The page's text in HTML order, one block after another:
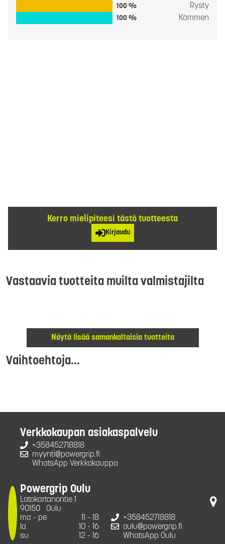
100 % Rysty
100 % Kämmen
Kerro mielipiteesi tästä tuotteesta
Kirjaudu
Vastaavia tuotteita muilta valmistajilta
Näytä lisää samankaltaisia tuotteita
Vaihtoehtoja...
Verkkokaupan asiakaspalvelu
+358452718818
myynti@powergrip.fi
WhatsApp Verkkokauppa
Powergrip Oulu
Latokartanontie 1
90150
Oulu
ma - pe
11 - 18
la
10 - 16
su
12 - 16
+358452718818
oulu@powergrip.fi
WhatsApp Oulu